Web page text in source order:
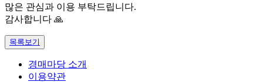
많은 관심과 이용 부탁드립니다.
감사합니다 🙏
목록보기
경매마당 소개
이용약관